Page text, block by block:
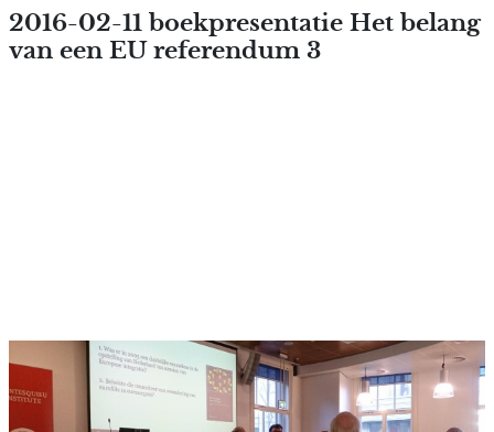
Overslaan en naar de inhoud
2016-02-11 boekpresentatie Het belang
van een EU referendum 3